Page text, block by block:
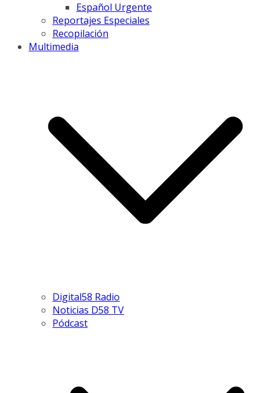
Español Urgente
Reportajes Especiales
Recopilación
Multimedia
Digital58 Radio
Noticias D58 TV
Pódcast